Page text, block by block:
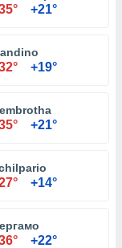
+21°
+19°
+21°
+14°
+22°